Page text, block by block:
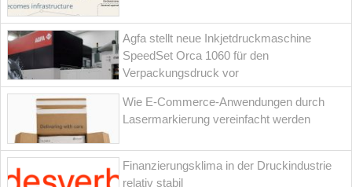
Agfa stellt neue Inkjetdruckmaschine
SpeedSet Orca 1060 für den
Verpackungsdruck vor
Wie E-Commerce-Anwendungen durch
Lasermarkierung vereinfacht werden
Finanzierungsklima in der Druckindustrie
relativ stabil